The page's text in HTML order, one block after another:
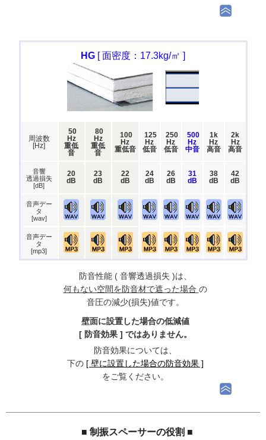
HG [ 面密度：17.3kg/㎡ ]
周波数
[Hz]
50
Hz
重低
音
80
Hz
重低
音
100
Hz
重低音
125
Hz
低音
250
Hz
低音
500
Hz
中音
1k
Hz
高音
2k
Hz
高音
音響
透過損失
[dB]
20
dB
23
dB
22
dB
24
dB
26
dB
31
dB
38
dB
42
dB
音声デー
タ
[wav]
音声デー
タ
[mp3]
防音性能 ( 音響透過損失 )は、
何もない空間を防音材で遮った場合 の
音圧の減少(損失)値です。
壁面に設置した場合の低減値
[ 防音効果 ] ではありません。
防音効果については、
下の [ 壁に設置した場合の防音効果 ]
をご覧ください。
■ 制振スペーサーの役割 ■